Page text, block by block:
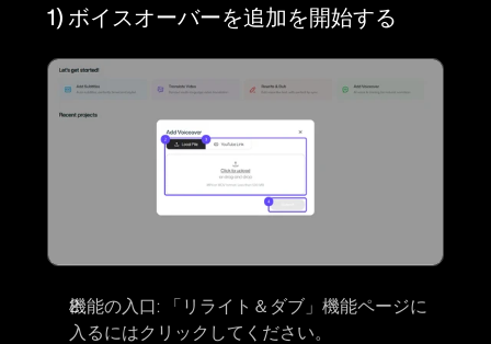
1) ボイスオーバーを追加を開始する
機能の入口: 「リライト＆ダブ」 機能ページに
入るにはクリックしてください。